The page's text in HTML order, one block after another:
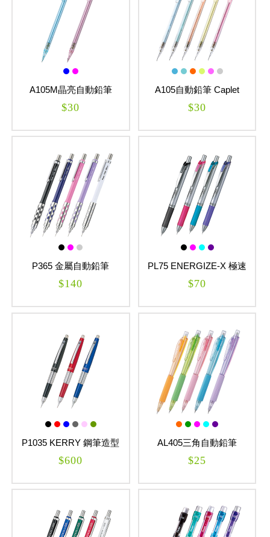
A105M晶亮自動鉛筆
Caplet
$30
A105自動鉛筆 Caplet
$30
P365 金屬自動鉛筆
$140
PL75 ENERGIZE-X 極速
自動鉛筆
$70
P1035 KERRY 鋼筆造型
自動鉛筆
$600
AL405三角自動鉛筆
WOW!
$25